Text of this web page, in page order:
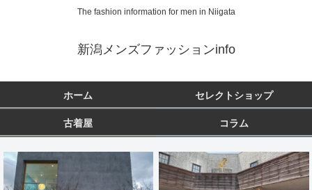
The fashion information for men in Niigata
新潟メンズファッションinfo
ホーム セレクトショップ
古着屋 コラム